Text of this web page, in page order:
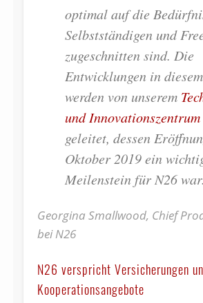
optimal auf die
Selbstständigen und
zugeschnitten sind. Die
Entwicklungen in
werden von unserem
und
geleitet, dessen
Oktober 2019 ein
Meilenstein für N26
Georgina Smallwood, Chief
bei N26
N26 verspricht Versicherungen
Kooperationsangebote